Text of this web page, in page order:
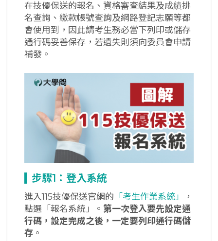
在技優保送的報名、資格審查結果及成績排
名查詢、繳款帳號查詢及網路登記志願等都
會使用到，因此請考生務必當下列印或儲存
通行碼妥善保存，若遺失則須向委員會申請
補發。
步驟1 ：登入系統
進入115技優保送官網的 「考生作業系統」
，
點選「報名系統」。 第一次登入要先設定通
行碼，設定完成之後，一定要列印通行碼儲
存 。